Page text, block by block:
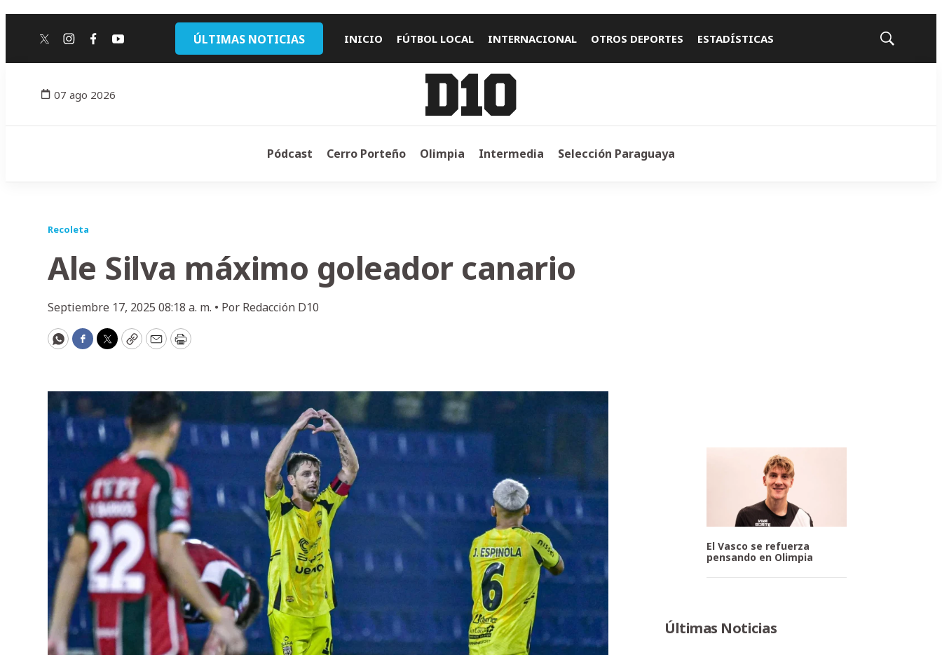
twitterinstagram
facebook
youtube ÚLTIMAS NOTICIAS INICIO FÚTBOL LOCAL INTERNACIONAL OTROS DEPORTES ESTADÍSTICAS
Mostrar
07 ago 2026
Pódcast Cerro Porteño Olimpia Intermedia Selección Paraguaya
Recoleta
Ale Silva máximo goleador canario
Septiembre 17, 2025 08:18 a. m. • Por Redacción D10
WhatsApp
Facebook
Twitter
CopyEmailPrint
El Vasco se refuerza
pensando en Olimpia
Últimas Noticias